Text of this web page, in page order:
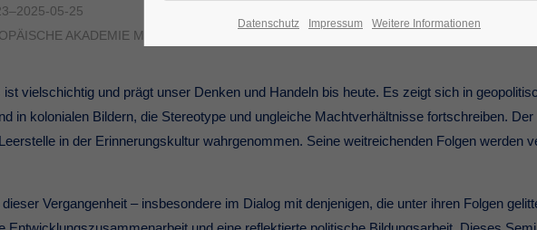
05-25
AKADEMIE M-V
vielschichtig und prägt unser Denken und Handeln bis heute. Es zeigt sich in
in kolonialen Bildern, die Stereotype und ungleiche Machtverhältnisse fortschreiben.
in der Erinnerungskultur wahrgenommen. Seine weitreichenden Folgen werden
Vergangenheit – insbesondere im Dialog mit denjenigen, die unter ihren Folgen
Datenschutz Impressum Weitere Informationen